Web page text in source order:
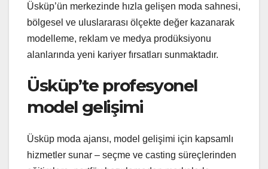
Üsküp’ün merkezinde hızla gelişen moda sahnesi,
bölgesel ve uluslararası ölçekte değer kazanarak
modelleme, reklam ve medya prodüksiyonu
alanlarında yeni kariyer fırsatları sunmaktadır.
Üsküp’te profesyonel
model gelişimi
Üsküp moda ajansı, model gelişimi için kapsamlı
hizmetler sunar – seçme ve casting süreçlerinden